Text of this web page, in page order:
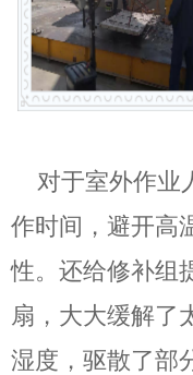
对于室外作业
作时间，避开高
性。还给修补组
扇，大大缓解了
湿度，驱散了部